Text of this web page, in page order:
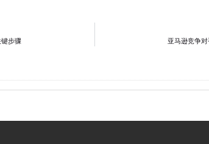
步骤 亚马逊竞争